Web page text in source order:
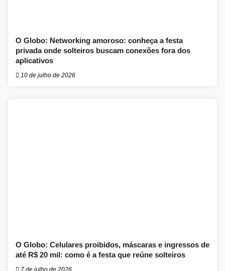
O Globo: Networking amoroso: conheça a festa
privada onde solteiros buscam conexões fora dos
aplicativos
10 de julho de 2026
O Globo: Celulares proibidos, máscaras e ingressos de
até R$ 20 mil: como é a festa que reúne solteiros
7 de julho de 2026